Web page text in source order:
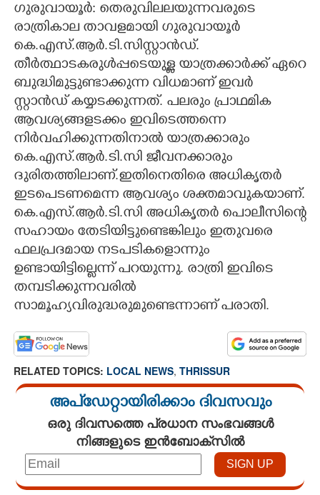
CARTOONS
LITERATURE
ZOOM
ഗുരുവായൂർ: തെരുവിലലയുന്നവരുടെ
രാത്രികാല താവളമായി ഗുരുവായൂർ
കെ.എസ്.ആർ.ടി.സിസ്റ്റാൻഡ്.
തീർത്ഥാടകരുൾപ്പടെയുള്ള യാത്രക്കാർക്ക് ഏറെ
ബുദ്ധിമുട്ടുണ്ടാക്കുന്ന വിധമാണ് ഇവർ
സ്റ്റാൻഡ് കയ്യടക്കുന്നത്. പലരും പ്രാഥമിക
ആവശ്യങ്ങളടക്കം ഇവിടെത്തന്നെ
നിർവഹിക്കുന്നതിനാൽ യാത്രക്കാരും
കെ.എസ്.ആർ.ടി.സി ജീവനക്കാരും
ദുരിതത്തിലാണ്.ഇതിനെതിരെ അധികൃതർ
ഇടപെടണമെന്ന ആവശ്യം ശക്തമാവുകയാണ്.
കെ.എസ്.ആർ.ടി.സി അധികൃതർ പൊലീസിന്റെ
സഹായം തേടിയിട്ടുണ്ടെങ്കിലും ഇതുവരെ
ഫലപ്രദമായ നടപടികളൊന്നും
ഉണ്ടായിട്ടില്ലെന്ന് പറയുന്നു. രാത്രി ഇവിടെ
തമ്പടിക്കുന്നവരിൽ
സാമൂഹ്യവിരുദ്ധരുമുണ്ടെന്നാണ് പരാതി.
RELATED TOPICS: LOCAL NEWS, THRISSUR
അപ്ഡേറ്റായിരിക്കാം ദിവസവും
ഒരു ദിവസത്തെ പ്രധാന സംഭവങ്ങൾ
നിങ്ങളുടെ ഇൻബോക്സിൽ